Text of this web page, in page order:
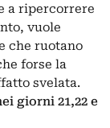
a ripercorrere
vuole
che ruotano
forse la
svelata.
giorni 21,22 e